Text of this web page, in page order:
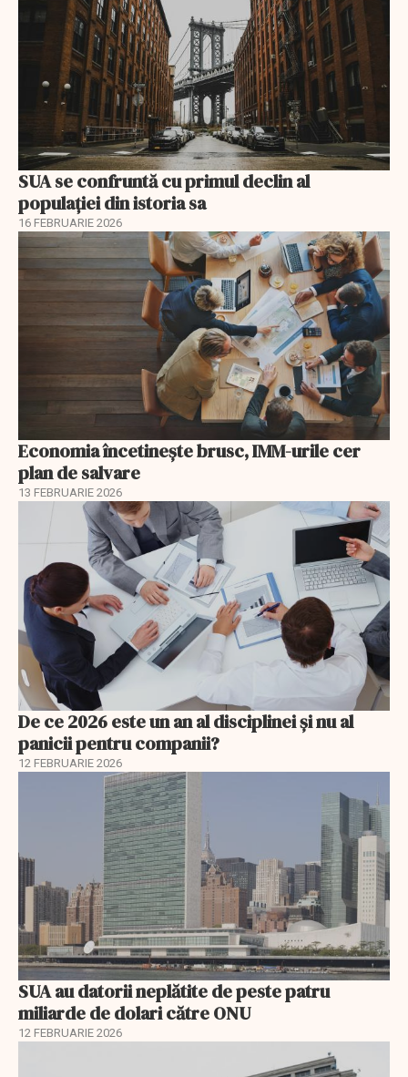
SUA se confruntă cu primul declin al
populației din istoria sa
16 FEBRUARIE 2026
Economia încetinește brusc, IMM-urile cer
plan de salvare
13 FEBRUARIE 2026
De ce 2026 este un an al disciplinei și nu al
panicii pentru companii?
12 FEBRUARIE 2026
SUA au datorii neplătite de peste patru
miliarde de dolari către ONU
12 FEBRUARIE 2026